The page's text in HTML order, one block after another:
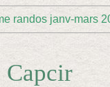
randos janv-mars
Capcir